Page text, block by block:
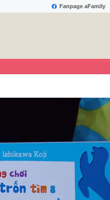
Fanpage aFamily